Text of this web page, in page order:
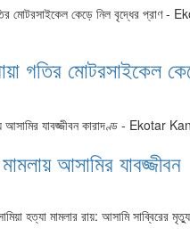
গতির মোটরসাইকেল
আসামির যাবজ্জীবন